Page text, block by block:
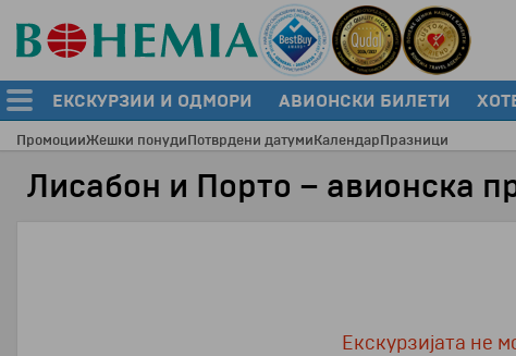
ЕКСКУРЗИИ И ОДМОРИ АВИОНСКИ БИЛЕТИ
ПромоцииЖешки понудиПотврдени датумиКалендарПразници
Лисабон и Порто – авионска
Екскурзијата не